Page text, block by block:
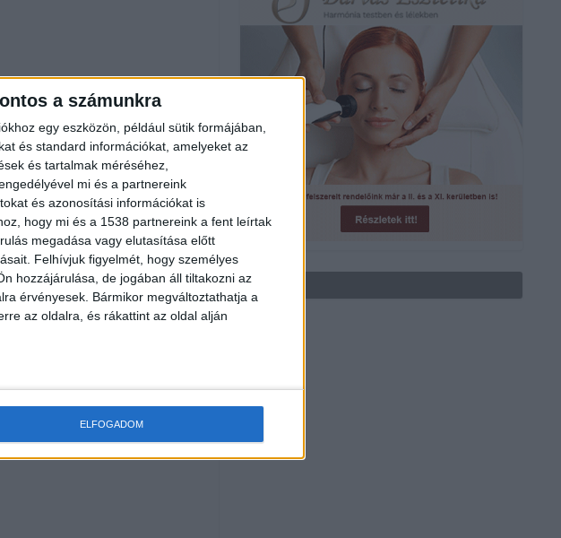
a számunkra
egy eszközön, például sütik formájában,
és standard információkat, amelyeket az
és tartalmak méréséhez,
mi és a partnereink
és azonosítási információkat is
hogy mi és a 1538 partnereink a fent leírtak
megadása vagy elutasítása előtt
Felhívjuk figyelmét, hogy személyes
hozzájárulása, de jogában áll tiltakozni az
érvényesek. Bármikor megváltoztathatja a
az oldalra, és rákattint az oldal alján
ELFOGADOM